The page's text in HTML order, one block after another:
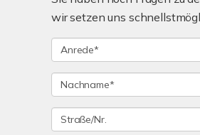
wir setzen uns